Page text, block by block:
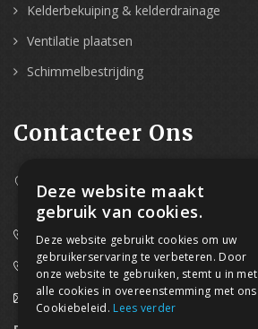
Kelderbekuiping & kelderdrainage
Ventilatie plaatsen
Schimmelbestrijding
Contacteer Ons
Westpoort 37B,
2070 Zwijndrecht
0800/61 667 (24/7 bereikbaar)
03/369.60.29
info@waterdicht-vochtbestrijding.be
Deze website maakt
gebruik van cookies.
Deze website gebruikt cookies om uw
gebruikerservaring te verbeteren. Door
onze website te gebruiken, stemt u in met
alle cookies in overeenstemming met ons
Cookiebeleid. Lees verder